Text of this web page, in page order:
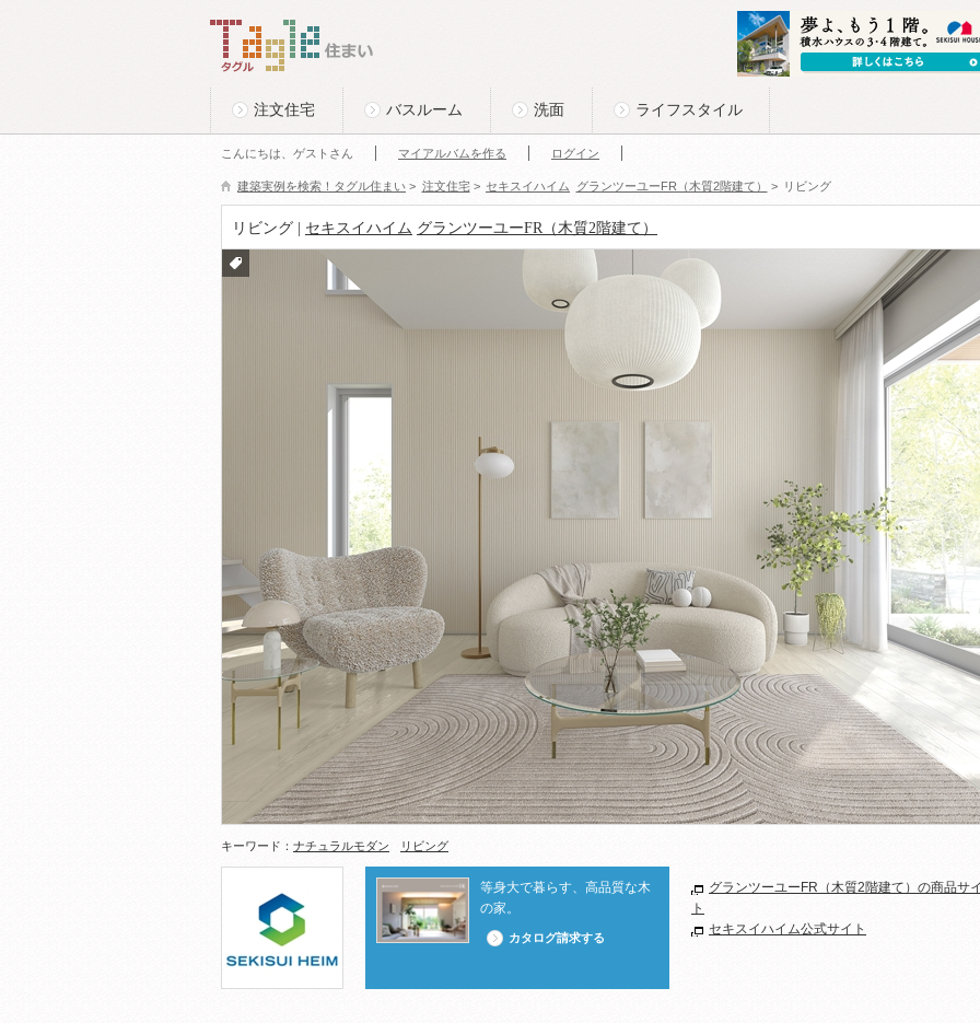
Tagle タグル 住まい
注文住宅 バスルーム 洗面 ライフスタイル
こんにちは、ゲストさん マイアルバムを作る ログイン
建築実例を検索！タグル住まい > 注文住宅> セキスイハイム グランツーユーFR（⽊質2階建て） > リビング
リビング | セキスイハイム グランツーユーFR（⽊質2階建て）
キーワード： ナチュラルモダン リビング
等身大で暮らす、高品質な木
の家。
カタログ請求する
グランツーユーFR（⽊質2階建て）の商品サ
ト
セキスイハイム公式サイト